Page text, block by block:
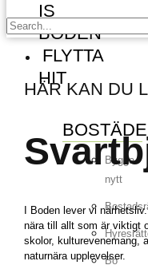
IS
BODEN
FLYTTA
HIT
Bygga
nytt
Bo
HÄR KAN DU
I Boden lever vi
nära till allt som är viktigt
skolor, kulturevenemang,
naturnära upplevelser.